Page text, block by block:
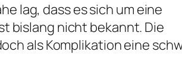
lag, dass es sich um eine
bislang nicht bekannt. Die
als Komplikation eine